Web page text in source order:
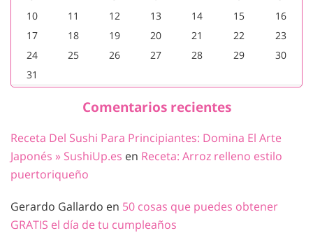
10
11 12 13 14 15
16
17
18 19 20 21 22
23
24
25 26 27 28 29
30
31
Comentarios recientes
Receta Del Sushi Para Principiantes: Domina El Arte
Japonés » SushiUp.es en Receta: Arroz relleno estilo
puertoriqueño
Gerardo Gallardo en 50 cosas que puedes obtener
GRATIS el día de tu cumpleaños